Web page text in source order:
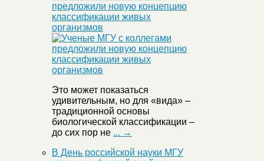
предложили новую концепцию
классификации живых
организмов
Это может показаться
удивительным, но для «вида» –
традиционной основы
биологической классификации –
до сих пор не ... →
В День российской науки МГУ